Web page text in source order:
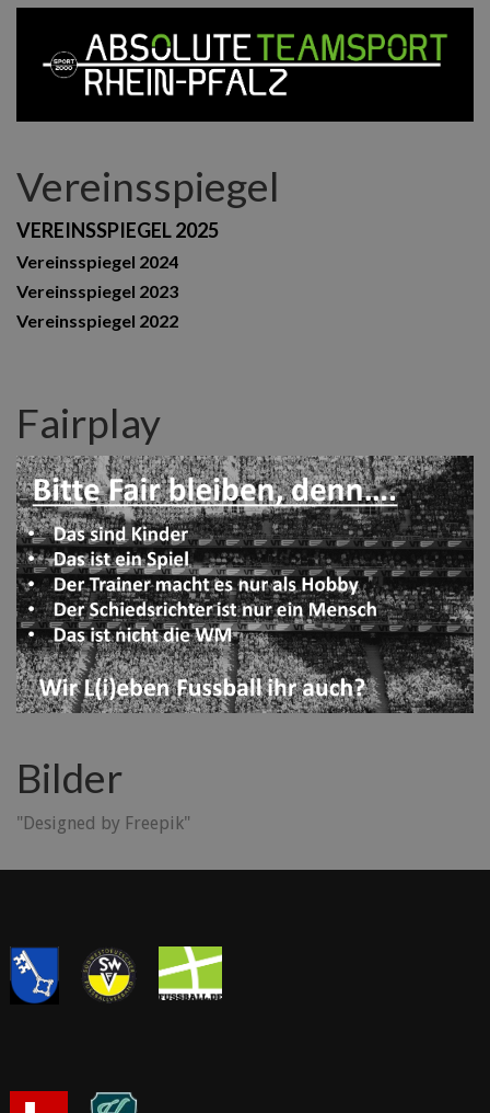
Vereinsspiegel
VEREINSSPIEGEL 2025
Vereinsspiegel 2024
Vereinsspiegel 2023
Vereinsspiegel 2022
Fairplay
Bilder
"Designed by Freepik"